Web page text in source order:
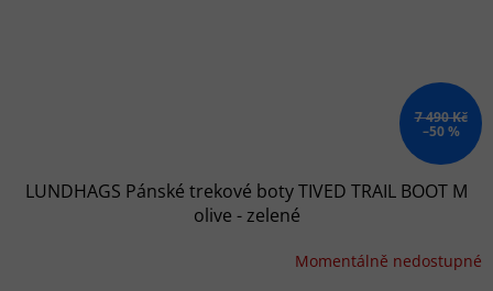
7 490 Kč
–50 %
LUNDHAGS Pánské trekové boty TIVED TRAIL BOOT M
olive - zelené
Momentálně nedostupné